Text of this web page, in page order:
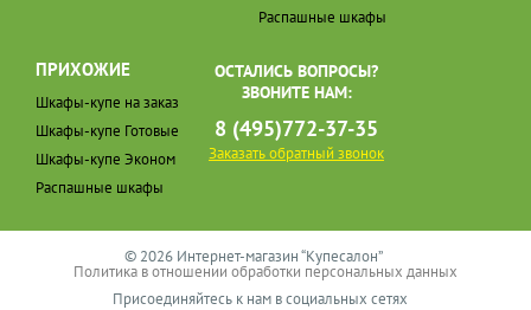
Распашные шкафы
ПРИХОЖИЕ
Шкафы-купе на заказ
Шкафы-купе Готовые
Шкафы-купе Эконом
Распашные шкафы
ОСТАЛИСЬ ВОПРОСЫ?
ЗВОНИТЕ НАМ:
8 (495)772-37-35
Заказать обратный звонок
© 2026 Интернет-магазин “Купесалон”
Политика в отношении обработки персональных данных
Присоединяйтесь к нам в социальных сетях